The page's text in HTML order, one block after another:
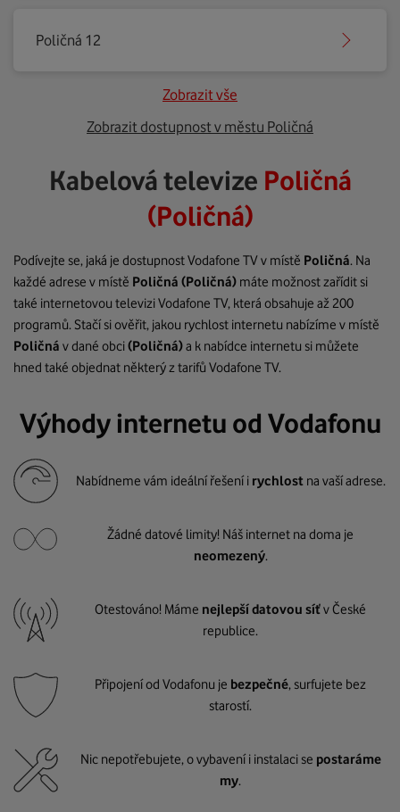
Poličná 12
Zobrazit vše
Zobrazit dostupnost v městu Poličná
Kabelová televize Poličná
(Poličná)
Podívejte se, jaká je dostupnost Vodafone TV v místě Poličná. Na
každé adrese v místě Poličná (Poličná) máte možnost zařídit si
také internetovou televizi Vodafone TV, která obsahuje až 200
programů. Stačí si ověřit, jakou rychlost internetu nabízíme v místě
Poličná v dané obci(Poličná)a k nabídce internetu si můžete
hned také objednat některý z tarifů Vodafone TV.
Výhody internetu od Vodafonu
Nabídneme vám ideální řešení i rychlost na vaší adrese.
Žádné datové limity! Náš internet na doma je
neomezený.
Otestováno! Máme nejlepší datovou síťv České
republice.
Připojení od Vodafonu je bezpečné, surfujete bez
starostí.
Nic nepotřebujete, o vybavení i instalaci se postaráme
my.